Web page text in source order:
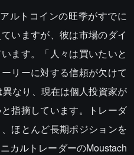
ルトコインの旺季がすでに
いますが、彼は市場のダイ
ます。「人々は買いたいと
リーに対する信頼が欠けて
なり、現在は個人投資家が
指摘しています。トレーダ
ほとんど長期ポジションを
カルトレーダーのMoustach